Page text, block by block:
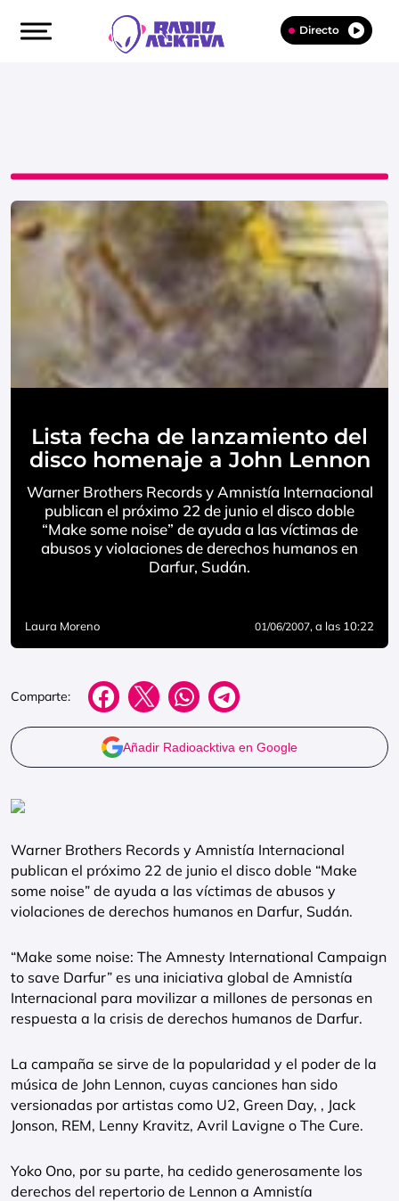
Directo
Lista fecha de lanzamiento del
disco homenaje a John Lennon
Warner Brothers Records y Amnistía Internacional
publican el próximo 22 de junio el disco doble
“Make some noise” de ayuda a las víctimas de
abusos y violaciones de derechos humanos en
Darfur, Sudán.
Laura Moreno 01/06/2007, a las 10:22
Comparte:
Añadir Radioacktiva en Google
Warner Brothers Records y Amnistía Internacional
publican el próximo 22 de junio el disco doble “Make
some noise” de ayuda a las víctimas de abusos y
violaciones de derechos humanos en Darfur, Sudán.
“Make some noise: The Amnesty International Campaign
to save Darfur” es una iniciativa global de Amnistía
Internacional para movilizar a millones de personas en
respuesta a la crisis de derechos humanos de Darfur.
La campaña se sirve de la popularidad y el poder de la
música de John Lennon, cuyas canciones han sido
versionadas por artistas como U2, Green Day, , Jack
Jonson, REM, Lenny Kravitz, Avril Lavigne o The Cure.
Yoko Ono, por su parte, ha cedido generosamente los
derechos del repertorio de Lennon a Amnistía